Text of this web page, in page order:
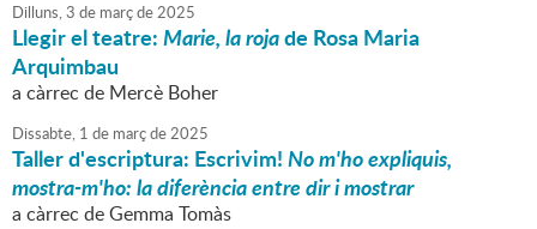
Dilluns,3 de marçde2025
Llegir el teatre:Marie, la rojade Rosa Maria
Arquimbau
a càrrec de Mercè Boher
Dissabte, 1 de marçde2025
Taller d'escriptura: Escrivim!No m'ho expliquis,
mostra-m'ho: la diferència entre dir i mostrar
a càrrec de Gemma Tomàs